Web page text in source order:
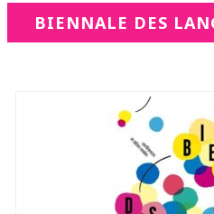
BIENNALE DES